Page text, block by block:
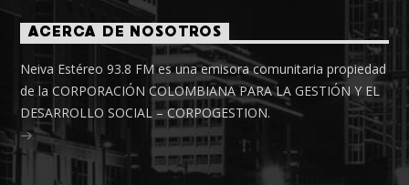
ACERCA DE NOSOTROS
Neiva Estéreo 93.8 FM es una emisora comunitaria propiedad
de la CORPORACIÓN COLOMBIANA PARA LA GESTIÓN Y EL
DESARROLLO SOCIAL – CORPOGESTION.